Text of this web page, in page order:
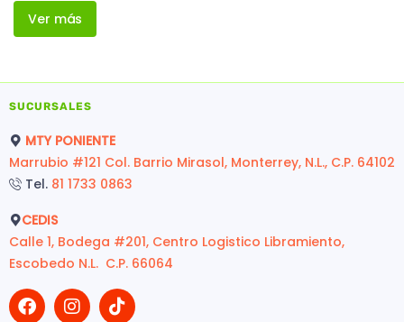
Ver más
SUCURSALES
MTY PONIENTE
Marrubio #121 Col. Barrio Mirasol, Monterrey, N.L., C.P. 64102
Tel. 81 1733 0863
CEDIS
Calle 1, Bodega #201, Centro Logistico Libramiento,
Escobedo N.L. C.P. 66064